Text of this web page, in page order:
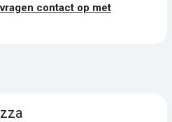
contact op met